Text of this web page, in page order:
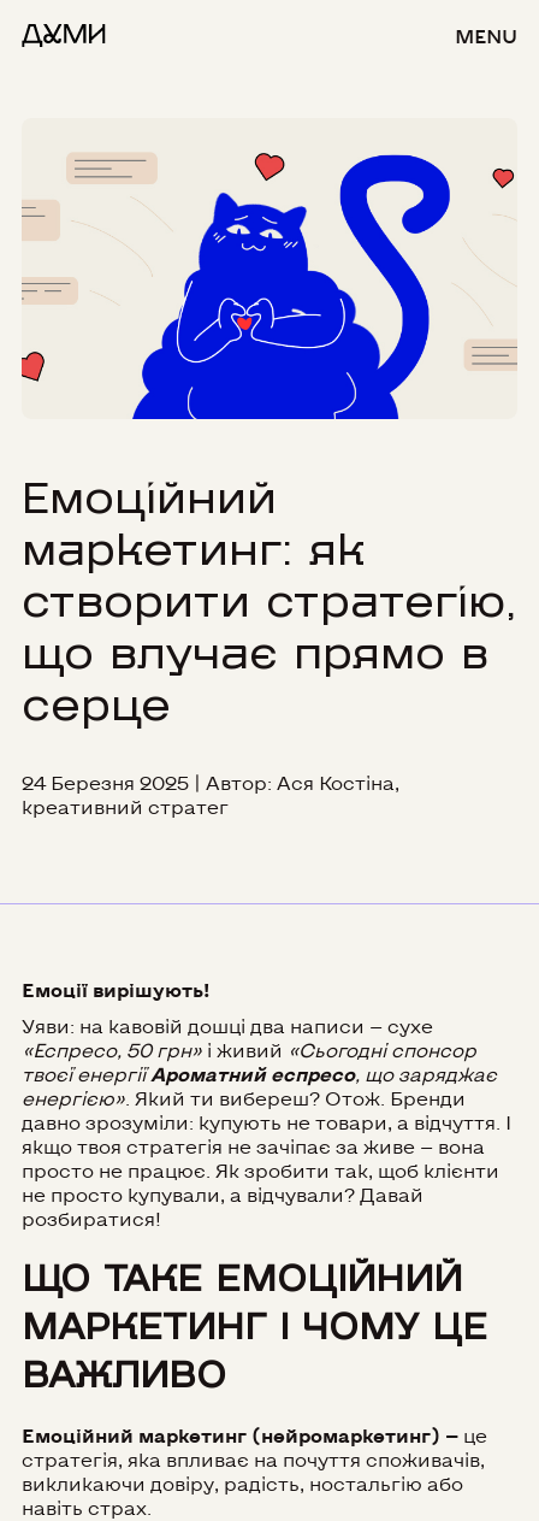
Емоційний
маркетинг: як
створити стратегію,
що влучає прямо в
серце
24 Березня 2025 | Автор: Ася Костіна,
креативний стратег
Емоції вирішують!
Уяви: на кавовій дошці два написи — сухе
«Еспресо, 50 грн» і живий «Сьогодні спонсор
твоєї енергіїАроматний еспресо, що заряджає
енергією» . Який ти вибереш? Отож. Бренди
давно зрозуміли: купують не товари, а відчуття. І
якщо твоя стратегія не зачіпає за живе — вона
просто не працює. Як зробити так, щоб клієнти
не просто купували, а відчували? Давай
розбиратися!
ЩО ТАКЕ ЕМОЦІЙНИЙ
МАРКЕТИНГ І ЧОМУ ЦЕ
ВАЖЛИВО
Емоційний маркетинг (нейромаркетинг) — це
стратегія, яка впливає на почуття споживачів,
викликаючи довіру, радість, ностальгію або
навіть страх.
MENU